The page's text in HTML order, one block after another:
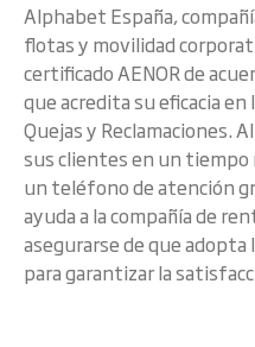
Alphabet España,
flotas y movilidad
certificado AENOR de
que acredita su eficacia
Quejas y Reclamaciones.
sus clientes en un tiempo
un teléfono de atención
ayuda a la compañía de
asegurarse de que adopta
para garantizar la